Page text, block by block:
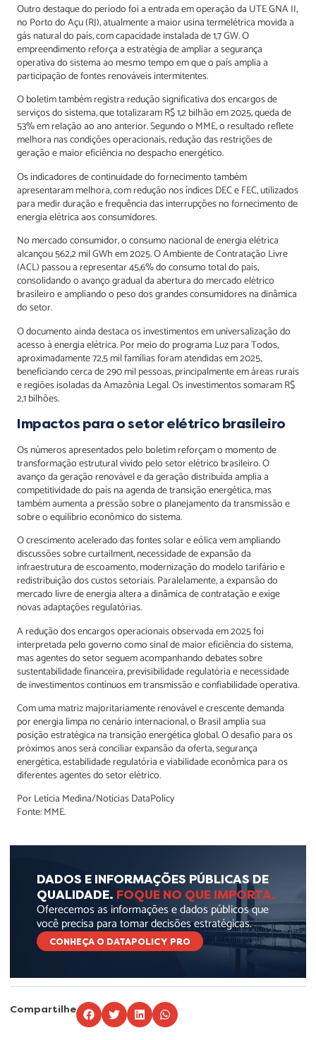
Outro destaque do período foi a entrada em operação da UTE GNA II,
no Porto do Açu (RJ), atualmente a maior usina termelétrica movida a
gás natural do país, com capacidade instalada de 1,7 GW. O
empreendimento reforça a estratégia de ampliar a segurança
operativa do sistema ao mesmo tempo em que o país amplia a
participação de fontes renováveis intermitentes.
O boletim também registra redução significativa dos encargos de
serviços do sistema, que totalizaram R$ 1,2 bilhão em 2025, queda de
53% em relação ao ano anterior. Segundo o MME, o resultado reflete
melhora nas condições operacionais, redução das restrições de
geração e maior eficiência no despacho energético.
Os indicadores de continuidade do fornecimento também
apresentaram melhora, com redução nos índices DEC e FEC, utilizados
para medir duração e frequência das interrupções no fornecimento de
energia elétrica aos consumidores.
No mercado consumidor, o consumo nacional de energia elétrica
alcançou 562,2 mil GWh em 2025. O Ambiente de Contratação Livre
(ACL) passou a representar 45,6% do consumo total do país,
consolidando o avanço gradual da abertura do mercado elétrico
brasileiro e ampliando o peso dos grandes consumidores na dinâmica
do setor.
O documento ainda destaca os investimentos em universalização do
acesso à energia elétrica. Por meio do programa Luz para Todos,
aproximadamente 72,5 mil famílias foram atendidas em 2025,
beneficiando cerca de 290 mil pessoas, principalmente em áreas rurais
e regiões isoladas da Amazônia Legal. Os investimentos somaram R$
2,1 bilhões.
Impactos para o setor elétrico brasileiro
Os números apresentados pelo boletim reforçam o momento de
transformação estrutural vivido pelo setor elétrico brasileiro. O
avanço da geração renovável e da geração distribuída amplia a
competitividade do país na agenda de transição energética, mas
também aumenta a pressão sobre o planejamento da transmissão e
sobre o equilíbrio econômico do sistema.
O crescimento acelerado das fontes solar e eólica vem ampliando
discussões sobre curtailment, necessidade de expansão da
infraestrutura de escoamento, modernização do modelo tarifário e
redistribuição dos custos setoriais. Paralelamente, a expansão do
mercado livre de energia altera a dinâmica de contratação e exige
novas adaptações regulatórias.
A redução dos encargos operacionais observada em 2025 foi
interpretada pelo governo como sinal de maior eficiência do sistema,
mas agentes do setor seguem acompanhando debates sobre
sustentabilidade financeira, previsibilidade regulatória e necessidade
de investimentos contínuos em transmissão e confiabilidade operativa.
Com uma matriz majoritariamente renovável e crescente demanda
por energia limpa no cenário internacional, o Brasil amplia sua
posição estratégica na transição energética global. O desafio para os
próximos anos será conciliar expansão da oferta, segurança
energética, estabilidade regulatória e viabilidade econômica para os
diferentes agentes do setor elétrico.
Por Letícia Medina/Notícias DataPolicy
Fonte: MME.
DADOS E INFORMAÇÕES PÚBLICAS DE
QUALIDADE. FOQUE NO QUE IMPORTA.
Oferecemos as informações e dados públicos que
você precisa para tomar decisões estratégicas.
CONHEÇA O DATAPOLICY PRO
Compartilhe